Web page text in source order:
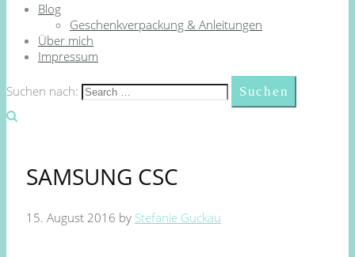
Blog
Geschenkverpackung & Anleitungen
Über mich
Impressum
Suchen nach:
SAMSUNG CSC
15. August 2016 by Stefanie Guckau